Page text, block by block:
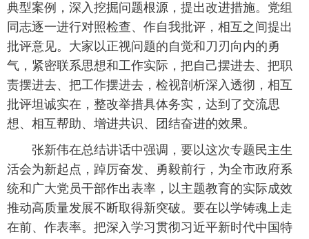
典型案例，深入挖掘问题根源，提出改进措施。党组
同志逐一进行对照检查、作自我批评，相互之间提出
批评意见。大家以正视问题的自觉和刀刃向内的勇
气，紧密联系思想和工作实际，把自己摆进去、把职
责摆进去、把工作摆进去，检视剖析深入透彻，相互
批评坦诚实在，整改举措具体务实，达到了交流思
想、相互帮助、增进共识、团结奋进的效果。
张新伟在总结讲话中强调，要以这次专题民主生
活会为新起点，踔厉奋发、勇毅前行，为全市政府系
统和广大党员干部作出表率，以主题教育的实际成效
推动高质量发展不断取得新突破。要在以学铸魂上走
在前、作表率。把深入学习贯彻习近平新时代中国特